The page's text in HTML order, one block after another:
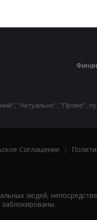
"Актуально", "Промо",
Соглашение |
людей,